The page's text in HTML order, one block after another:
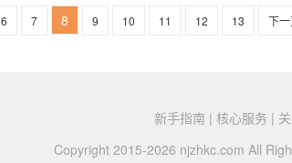
6 7 8 9 10 11 12 13 下
新手指南 | 核心服务 |
Copyright 2015-2026 njzhkc.com All